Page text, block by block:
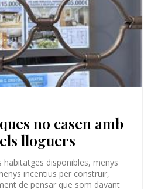
no casen amb
lloguers
habitatges disponibles, menys
incentius per construir,
de pensar que som davant